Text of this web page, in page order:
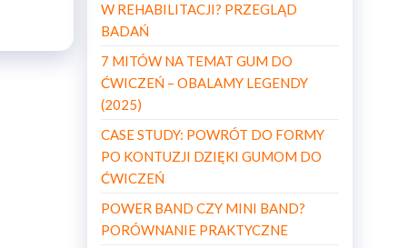
W REHABILITACJI? PRZEGLĄD
BADAŃ
7 MITÓW NA TEMAT GUM DO
ĆWICZEŃ – OBALAMY LEGENDY
(2025)
CASE STUDY: POWRÓT DO FORMY
PO KONTUZJI DZIĘKI GUMOM DO
ĆWICZEŃ
POWER BAND CZY MINI BAND?
PORÓWNANIE PRAKTYCZNE